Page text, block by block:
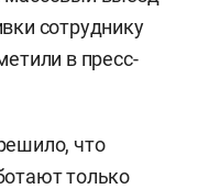
сотруднику
в пресс-
что
только